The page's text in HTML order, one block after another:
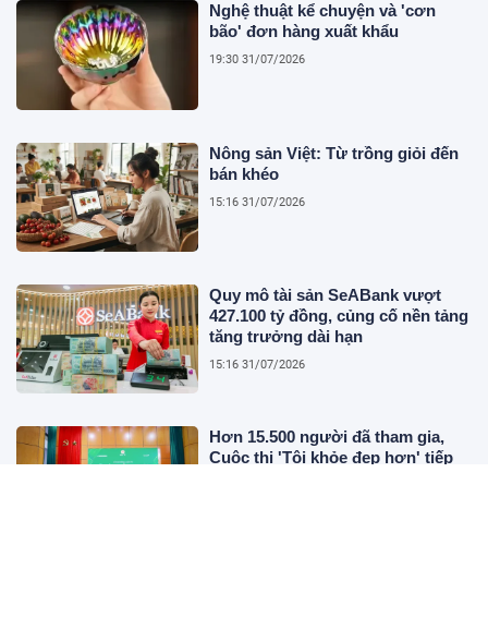
Nghệ thuật kể chuyện và 'cơn
bão' đơn hàng xuất khẩu
19:30 31/07/2026
Nông sản Việt: Từ trồng giỏi đến
bán khéo
15:16 31/07/2026
Quy mô tài sản SeABank vượt
427.100 tỷ đồng, củng cố nền tảng
tăng trưởng dài hạn
15:16 31/07/2026
Hơn 15.500 người đã tham gia,
Cuộc thi 'Tôi khỏe đẹp hơn' tiếp